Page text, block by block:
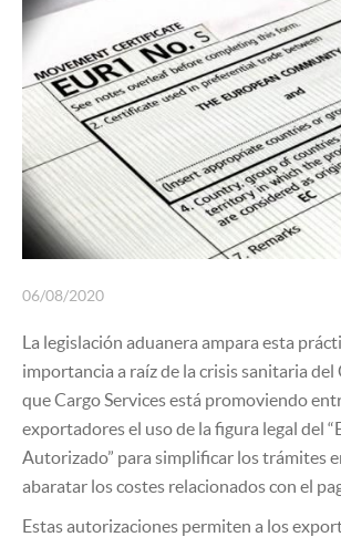
SEGUROS
06/08/2020
La legislación aduanera ampara esta
importancia a raíz de la crisis sanitaria
que Cargo Services está promoviendo
exportadores el uso de la figura legal del
Autorizado” para simplificar los trámites
abaratar los costes relacionados con el
Estas autorizaciones permiten a los